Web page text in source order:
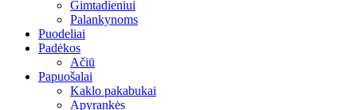
Gimtadieniui
Palankynoms
Puodeliai
Padėkos
Ačiū
Papuošalai
Kaklo pakabukai
Apyrankės